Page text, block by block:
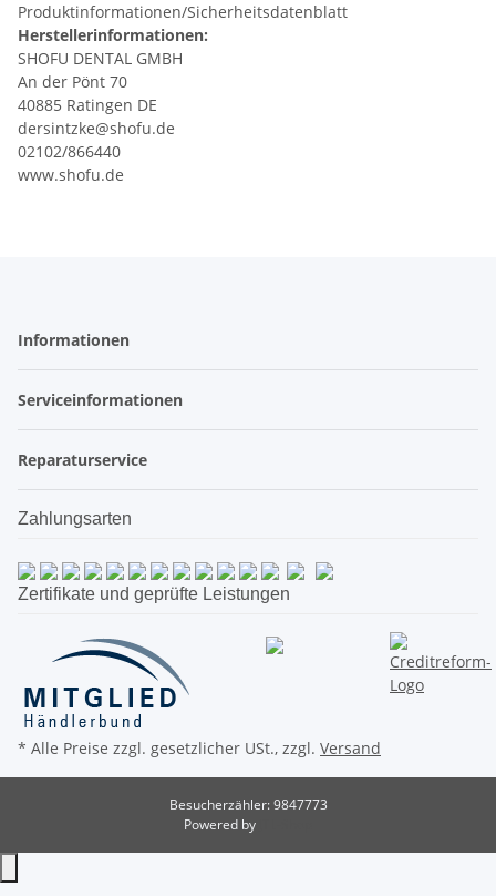
Produktinformationen/Sicherheitsdatenblatt
Herstellerinformationen:
SHOFU DENTAL GMBH
An der Pönt 70
40885 Ratingen DE
dersintzke@shofu.de
02102/866440
www.shofu.de
Informationen
Serviceinformationen
Reparaturservice
Zahlungsarten
Zertifikate und geprüfte Leistungen
* Alle Preise zzgl. gesetzlicher USt., zzgl. Versand
Besucherzähler: 9847773
Powered by